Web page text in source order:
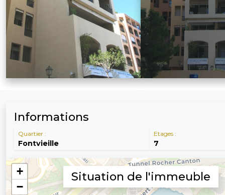
Informations
Quartier :
Fontvieille
Etages :
7
Situation de l'immeuble